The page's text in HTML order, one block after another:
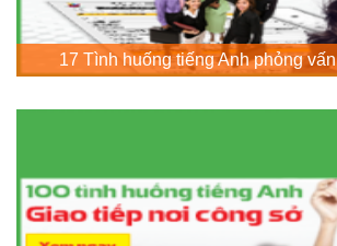
17 Tình huống tiếng Anh phỏng